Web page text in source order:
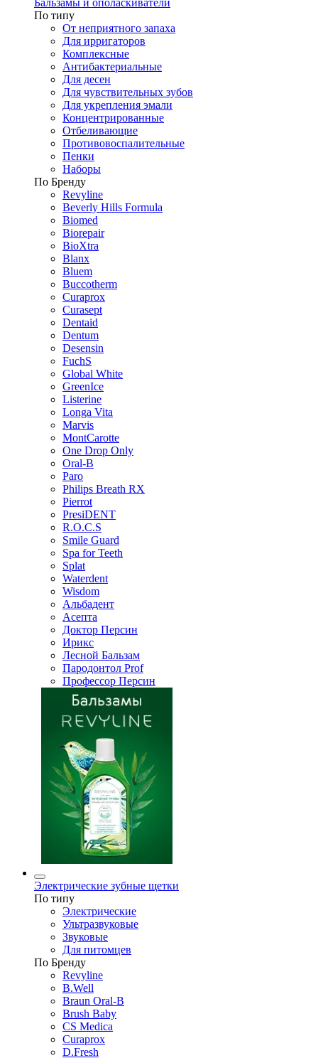
Бальзамы и ополаскиватели
По типу
От неприятного запаха
Для ирригаторов
Комплексные
Антибактериальные
Для десен
Для чувствительных зубов
Для укрепления эмали
Концентрированные
Отбеливающие
Противовоспалительные
Пенки
Наборы
По Бренду
Revyline
Beverly Hills Formula
Biomed
Biorepair
BioXtra
Blanx
Bluem
Buccotherm
Curaprox
Curasept
Dentaid
Dentum
Desensin
FuchS
Global White
GreenIce
Listerine
Longa Vita
Marvis
MontCarotte
One Drop Only
Oral-B
Paro
Philips Breath RX
Pierrot
PresiDENT
R.O.C.S
Smile Guard
Spa for Teeth
Splat
Waterdent
Wisdom
Альбадент
Асепта
Доктор Персин
Ирикс
Лесной Бальзам
Пародонтол Prof
Профессор Персин
Электрические зубные щетки
По типу
Электрические
Ультразвуковые
Звуковые
Для питомцев
По Бренду
Revyline
B.Well
Braun Oral-B
Brush Baby
CS Medica
Curaprox
D.Fresh